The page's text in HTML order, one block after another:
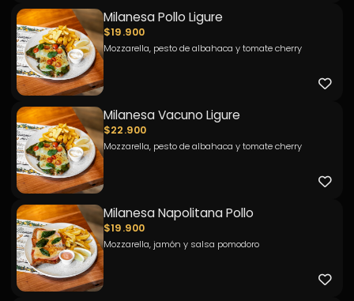
Milanesa Pollo Ligure
$19.900
Mozzarella, pesto de albahaca y tomate cherry
Milanesa Vacuno Ligure
$22.900
Mozzarella, pesto de albahaca y tomate cherry
Milanesa Napolitana Pollo
$19.900
Mozzarella, jamón y salsa pomodoro